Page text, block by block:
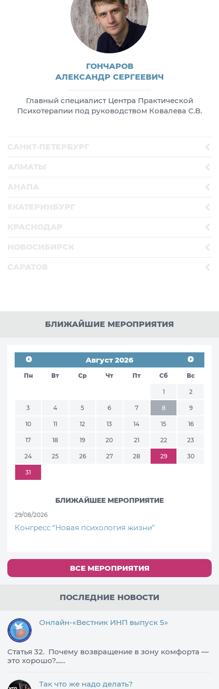
ГОНЧАРОВ
АЛЕКСАНДР СЕРГЕЕВИЧ
Главный специалист Центра Практической
Психотерапии под руководством Ковалева С.В.
САНКТ-ПЕТЕРБУРГ
АЛМАТЫ
АНАПА
ЕКАТЕРИНБУРГ
КРАСНОДАР
НОВОСИБИРСК
САРАТОВ
БЛИЖАЙШИЕ МЕРОПРИЯТИЯ
Август 2026
Пн Вт Ср Чт Пт Сб Вс
1 2
3 4 5 6 7 8 9
10 11 12 13 14 15 16
17 18 19 20 21 22 23
24 25 26 27 28 29 30
31
БЛИЖАЙШЕЕ МЕРОПРИЯТИЕ
29/08/2026
Конгресс “Новая психология жизни”
ВСЕ МЕРОПРИЯТИЯ
ПОСЛЕДНИЕ НОВОСТИ
Онлайн-«Вестник ИНП выпуск 5»
Статья 32. Почему возвращение в зону комфорта —
это хорошо?...…
Так что же надо делать?